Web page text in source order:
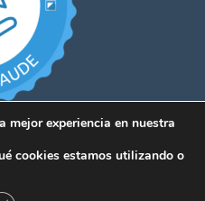
experiencia en nuestra
cookies estamos utilizando o